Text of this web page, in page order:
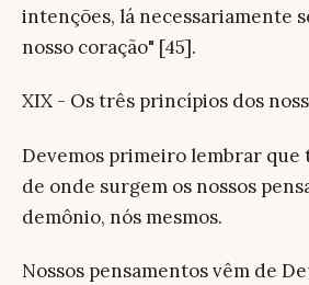
intenções, lá necessariamente
nosso coração" [45].
XIX - Os três princípios dos
Devemos primeiro lembrar que
de onde surgem os nossos
demônio, nós mesmos.
Nossos pensamentos vêm de